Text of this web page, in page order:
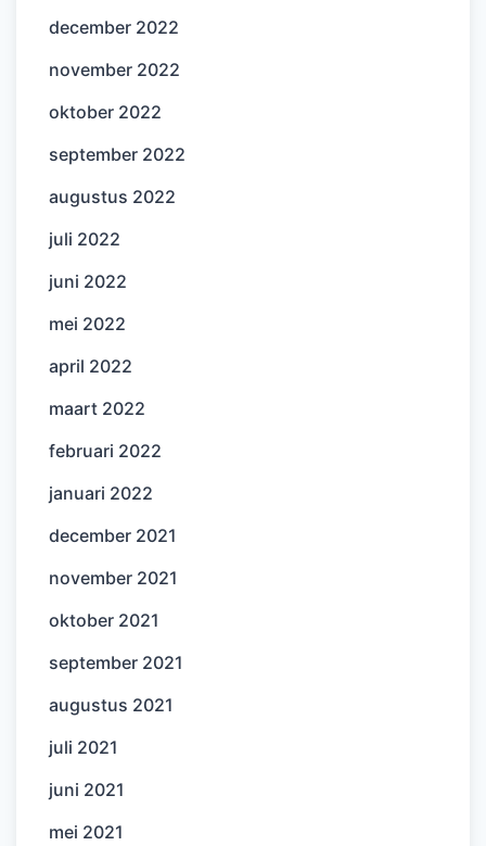
december 2022
november 2022
oktober 2022
september 2022
augustus 2022
juli 2022
juni 2022
mei 2022
april 2022
maart 2022
februari 2022
januari 2022
december 2021
november 2021
oktober 2021
september 2021
augustus 2021
juli 2021
juni 2021
mei 2021